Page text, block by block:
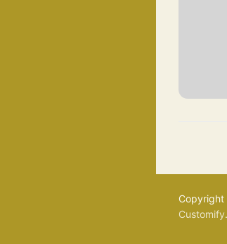
Copyright
Customify.